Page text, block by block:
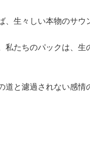
生々しい本物のサウ
たちのパックは、
と濾過されない感情